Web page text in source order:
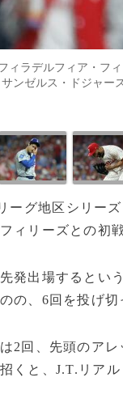
ィラデルフィア・フ
ンゼルス・ドジャー
ーグ地区シリー
ィリーズとの初
発出場するとい
の、6回を投げ切
2回、先頭のア
くと、J.T.リア